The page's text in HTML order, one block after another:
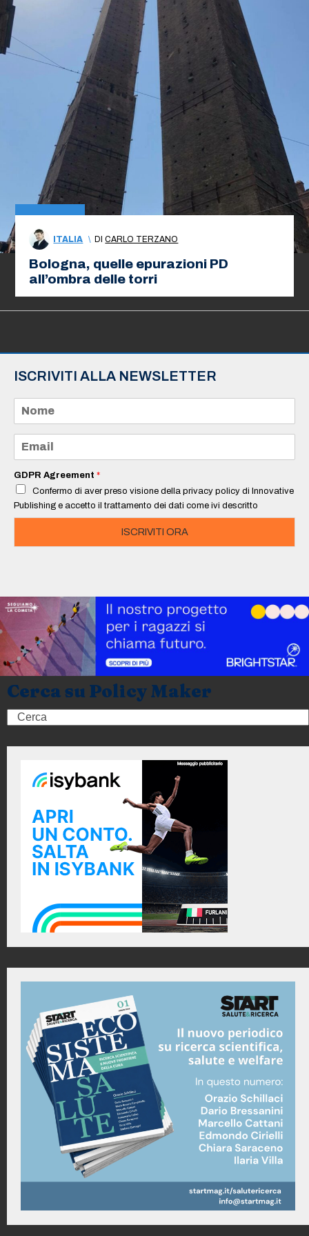
ITALIA \ DICARLO TERZANO
Bologna, quelle epurazioni PD
all’ombra delle torri
ISCRIVITI ALLA NEWSLETTER
m
e
a
i
*
GDPR Agreement *
Confermo di aver preso visione della privacy policy di Innovative
Publishing e accetto il trattamento dei dati come ivi descritto
ISCRIVITI ORA
Cerca su Policy Maker
Search